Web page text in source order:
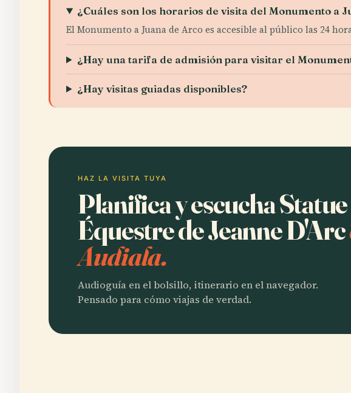
¿Cuáles son los horarios de visita del Monumento a
El Monumento a Juana de Arco es accesible al público las 24
¿Hay una tarifa de admisión para visitar el
¿Hay visitas guiadas disponibles?
HAZ LA VISITA TUYA
Planifica y escucha Statue
Équestre de Jeanne D'Arc
Audiala.
Audioguía en el bolsillo, itinerario en el navegador.
Pensado para cómo viajas de verdad.